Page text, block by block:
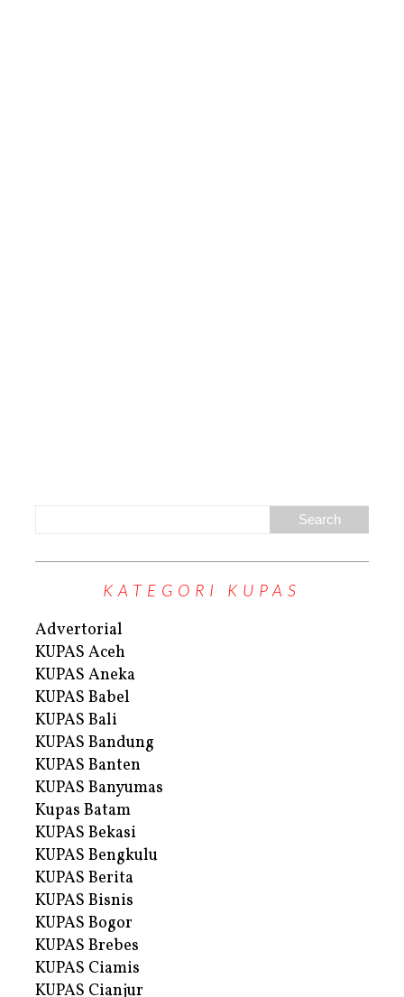
KATEGORI KUPAS
Advertorial
KUPAS Aceh
KUPAS Aneka
KUPAS Babel
KUPAS Bali
KUPAS Bandung
KUPAS Banten
KUPAS Banyumas
Kupas Batam
KUPAS Bekasi
KUPAS Bengkulu
KUPAS Berita
KUPAS Bisnis
KUPAS Bogor
KUPAS Brebes
KUPAS Ciamis
KUPAS Cianjur